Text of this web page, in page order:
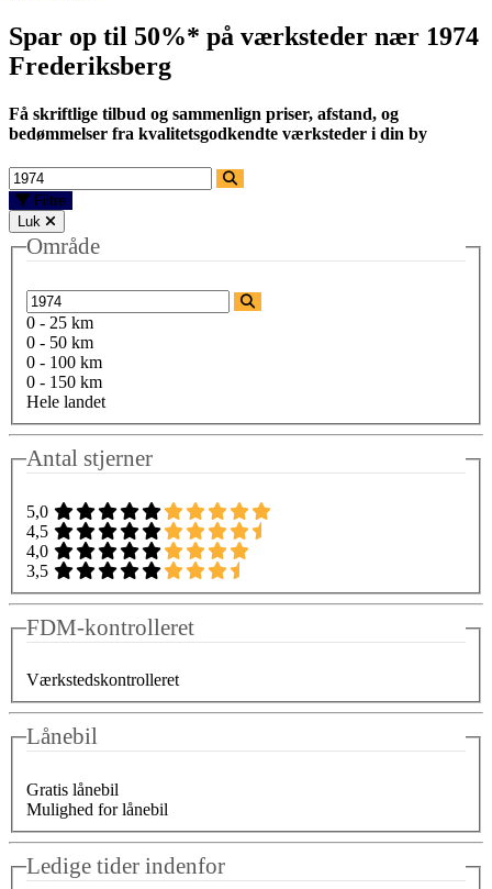
Spar op til 50%* på værksteder nær 1974
Frederiksberg
Få skriftlige tilbud og sammenlign priser, afstand, og
bedømmelser fra kvalitetsgodkendte værksteder i din by
Filtre
Luk
Område
0 - 25 km
0 - 50 km
0 - 100 km
0 - 150 km
Hele landet
Antal stjerner
5,0
4,5
4,0
3,5
FDM-kontrolleret
Værkstedskontrolleret
Lånebil
Gratis lånebil
Mulighed for lånebil
Ledige tider indenfor